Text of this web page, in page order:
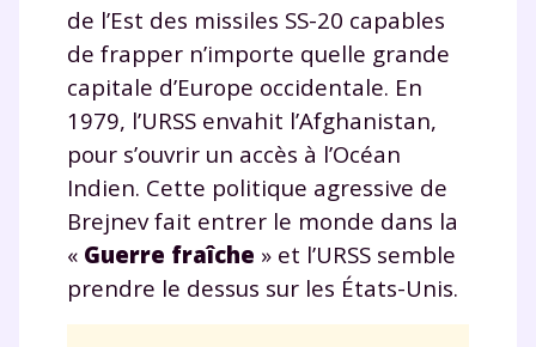
de l’Est des missiles SS-20 capables
de frapper n’importe quelle grande
capitale d’Europe occidentale. En
1979, l’URSS envahit l’Afghanistan,
pour s’ouvrir un accès à l’Océan
Indien. Cette politique agressive de
Brejnev fait entrer le monde dans la
« Guerre fraîche » et l’URSS semble
prendre le dessus sur les États-Unis.